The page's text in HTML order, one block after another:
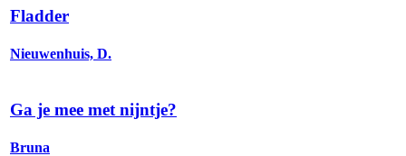
Fladder
Nieuwenhuis, D.
Ga je mee met nijntje?
Bruna